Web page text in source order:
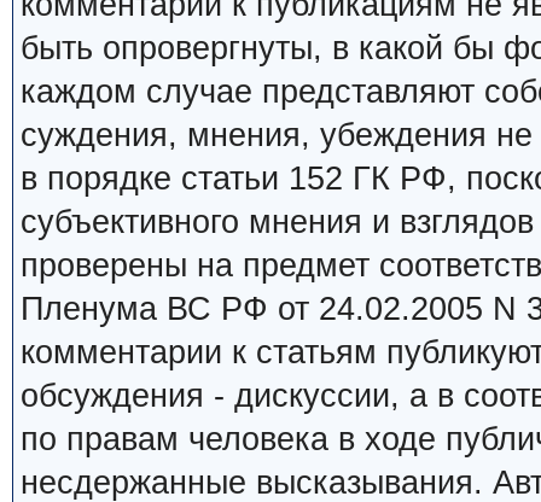
быть опровергнуты, в какой бы
каждом случае представляют
суждения, мнения, убеждения
в порядке статьи 152 ГК РФ,
субъективного мнения и
проверены на предмет
Пленума ВС РФ от 24.02.2005 N
комментарии к статьям
обсуждения - дискуссии, а в
по правам человека в ходе
несдержанные высказывания.